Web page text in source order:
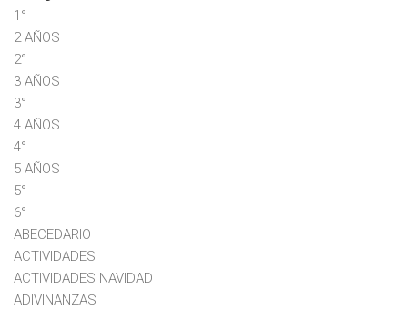
1°
2 AÑOS
2°
3 AÑOS
3°
4 AÑOS
4°
5 AÑOS
5°
6°
ABECEDARIO
ACTIVIDADES
ACTIVIDADES NAVIDAD
ADIVINANZAS